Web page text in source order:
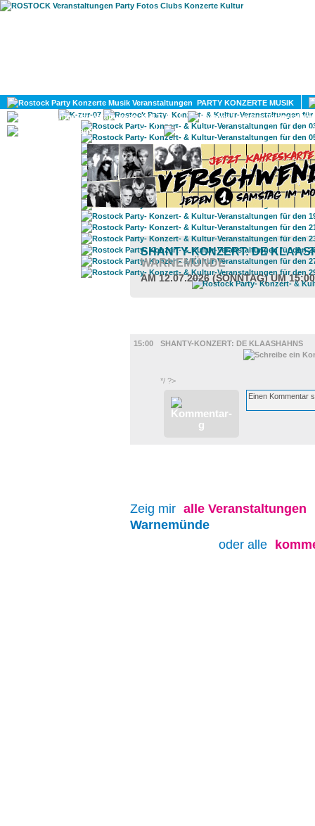
PARTY KONZERTE MUSIK
KULTUR
GAY
SHANTY-KONZERT: DE
WARNEMÜNDE
AM 12.07.2026 (SONNTAG) UM
15:00
SHANTY-KONZERT: DE KLAASHAHNS
*/ ?>
Zeig mir alle Veranstaltungen
Warnemünde
oder alle